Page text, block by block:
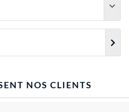
NOS CLIENTS